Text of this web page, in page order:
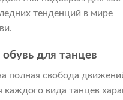
тенденций в мире
для танцев
полная свобода
каждого вида танцев